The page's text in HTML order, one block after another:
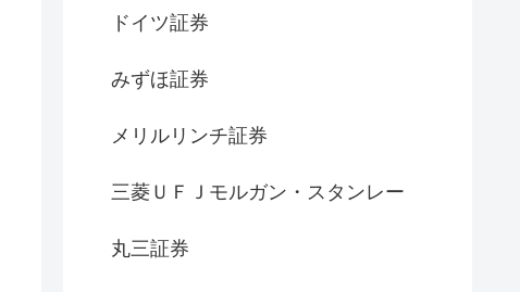
ドイツ証券
みずほ証券
メリルリンチ証券
三菱ＵＦＪモルガン・スタンレー
丸三証券